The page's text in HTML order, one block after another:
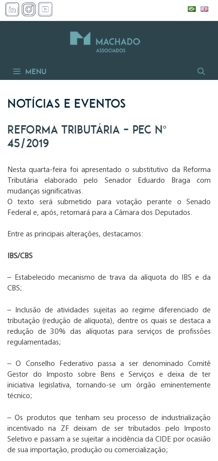
Pular
para
Menu
Notícias e Eventos
Reforma Tributária – PEC nº
45/2019
Nesta quarta-feira foi apresentado o substitutivo da Reforma
Tributária elaborado pelo Senador Eduardo Braga com
mudanças significativas.
O texto será submetido para votação perante o Senado
Federal e, após, retornará para a Câmara dos Deputados.
Entre as principais alterações, destacamos:
IBS/CBS
– Estabelecido mecanismo de trava da alíquota do IBS e da
CBS;
– Inclusão de atividades sujeitas ao regime diferenciado de
tributação (redução de alíquota), dentre os quais se destaca a
redução de 30% das alíquotas para serviços de profissões
regulamentadas;
– O Conselho Federativo passa a ser denominado Comitê
Gestor do Imposto sobre Bens e Serviços e deixa de ter
iniciativa legislativa, tornando-se um órgão eminentemente
técnico;
– Os produtos que tenham seu processo de industrialização
incentivado na ZF deixam de ser tributados pelo Imposto
Seletivo e passam a se sujeitar a incidência da CIDE por ocasião
de sua importação, produção ou comercialização;